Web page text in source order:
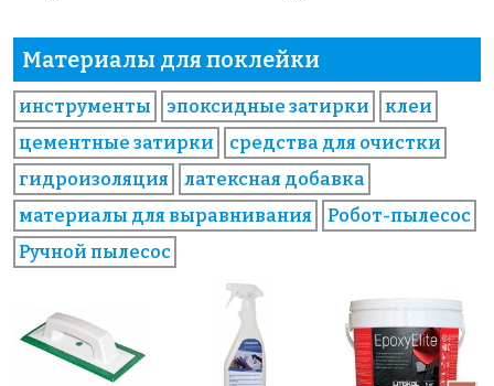
Материалы для поклейки
инструменты эпоксидные затирки
клеи
цементные затирки
средства для очистки
гидроизоляция
латексная добавка
материалы для выравнивания
Робот-пылесос
Ручной пылесос